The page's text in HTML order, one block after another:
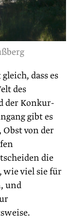
dass es
des
der Konkur­
gibt es
Obst von der
die
wie viel sie für
und